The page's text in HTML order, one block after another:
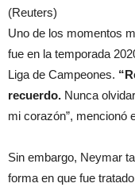
(Reuters)
Uno de los momentos
fue en la temporada
Liga de Campeones.
recuerdo. Nunca
mi corazón”, mencionó
Sin embargo, Neymar
forma en que fue